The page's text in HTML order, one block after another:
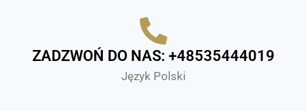
ZADZWOŃ DO NAS: +48535444019
Język Polski